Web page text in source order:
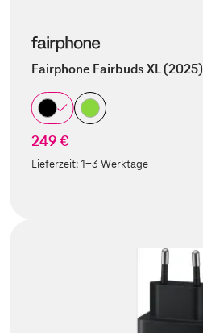
Fairphone Fairbuds XL (2025)
249 €
Lieferzeit:1-3 Werktage